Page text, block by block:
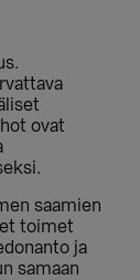
ovat
saamien
toimet
ja
samaan